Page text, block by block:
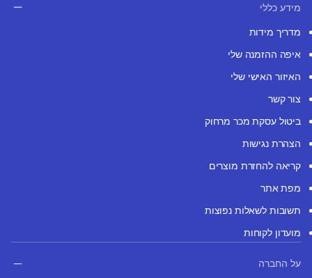
מידע כללי
מדריך מידות
איפה ההזמנה שלי
האיזור האישי שלי
צור קשר
ביטול עסקת מכר מרחוק
הצהרת נגישות
קריאה להחזרת מוצרים
מפת אתר
תשובות לשאלות נפוצות
מועדון לקוחות
על החברה